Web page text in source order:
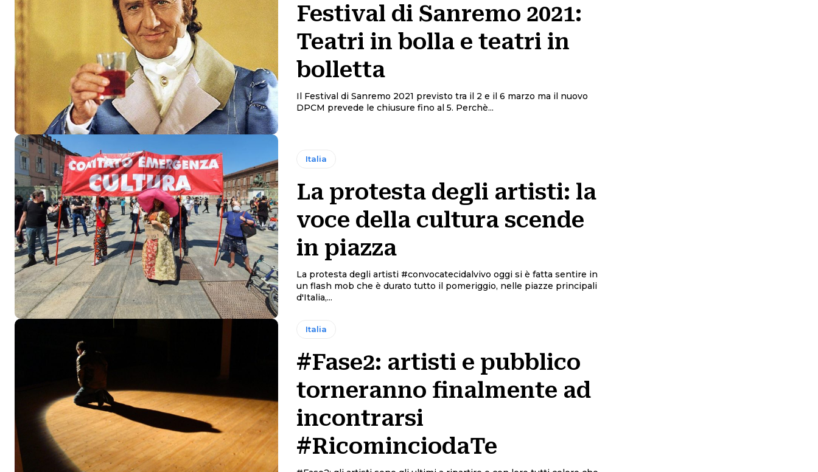
Festival di Sanremo 2021:
Teatri in bolla e teatri in
bolletta
Il Festival di Sanremo 2021 previsto tra il 2 e il 6 marzo ma il nuovo
DPCM prevede le chiusure fino al 5. Perchè...
Italia
La protesta degli artisti: la
voce della cultura scende
in piazza
La protesta degli artisti #convocatecidalvivo oggi si è fatta sentire in
un flash mob che è durato tutto il pomeriggio, nelle piazze principali
d'Italia,...
Italia
#Fase2: artisti e pubblico
torneranno finalmente ad
incontrarsi
#RicominciodaTe